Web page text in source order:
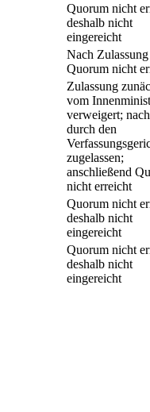
Quorum nicht
deshalb nicht
eingereicht
Nach Zulassung
Quorum nicht
Zulassung
vom
verweigert;
durch den
zugelassen;
anschließend
nicht erreicht
Quorum nicht
deshalb nicht
eingereicht
Quorum nicht
deshalb nicht
eingereicht